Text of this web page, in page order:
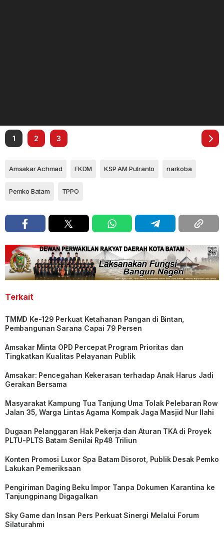
1 2 3
Amsakar Achmad FKDM KSP AM Putranto narkoba
Pemko Batam TPPO
Terkait
TMMD Ke-129 Perkuat Ketahanan Pangan di Bintan,
Pembangunan Sarana Capai 79 Persen
Amsakar Minta OPD Percepat Program Prioritas dan
Tingkatkan Kualitas Pelayanan Publik
Amsakar: Pencegahan Kekerasan terhadap Anak Harus Jadi
Gerakan Bersama
Masyarakat Kampung Tua Tanjung Uma Tolak Pelebaran Row
Jalan 35, Warga Lintas Agama Kompak Jaga Masjid Nur Ilahi
Dugaan Pelanggaran Hak Pekerja dan Aturan TKA di Proyek
PLTU-PLTS Batam Senilai Rp48 Triliun
Konten Promosi Luxor Spa Batam Disorot, Publik Desak Pemko
Lakukan Pemeriksaan
Pengiriman Daging Beku Impor Tanpa Dokumen Karantina ke
Tanjungpinang Digagalkan
Sky Game dan Insan Pers Perkuat Sinergi Melalui Forum
Silaturahmi